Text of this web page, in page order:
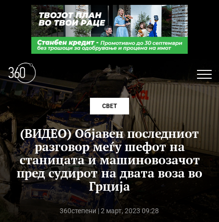
СВЕТ
(ВИДЕО) Објавен последниот
разговор меѓу шефот на
станицата и машиновозачот
пред судирот на двата воза во
Грција
360степени| 2 март, 2023 09:28